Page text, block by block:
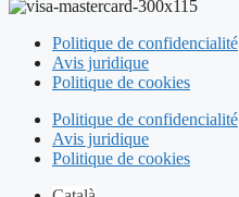
Politique de confidencialité
Avis juridique
Politique de cookies
Politique de confidencialité
Avis juridique
Politique de cookies